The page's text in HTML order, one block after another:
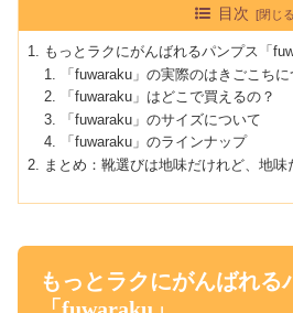
目次
もっとラクにがんばれるパンプス「
「fuwaraku」の実際のはきごこち
「fuwaraku」はどこで買えるの？
「fuwaraku」のサイズについて
「fuwaraku」のラインナップ
まとめ：靴選びは地味だけれど、地味
もっとラクにがんばれる